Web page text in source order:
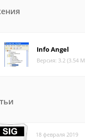
Info Angel
Версия: 3.2 (3.54
18 февраля 2019